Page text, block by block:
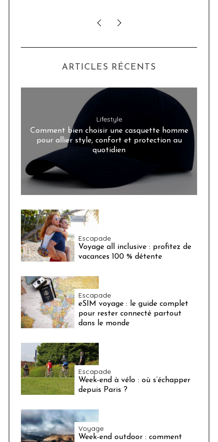
ARTICLES RÉCENTS
Lifestyle
Comment bien choisir une casquette homme
pour allier style, confort et protection au
quotidien
Escapade
Voyage all inclusive : profitez de
vacances 100 % détente
Escapade
eSIM voyage : le guide complet
pour rester connecté partout
dans le monde
Escapade
Week-end à vélo : où s’échapper
depuis Paris ?
Voyage
Week-end outdoor : comment